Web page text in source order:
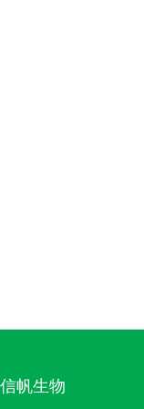
信帆生物